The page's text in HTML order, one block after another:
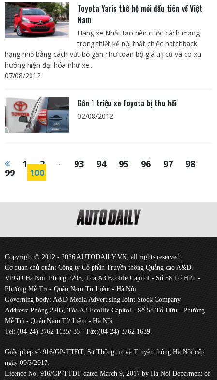
Toyota Yaris thế hệ mới đầu tiên về Việt
Nam
Hãng xe Nhật tạo nên cuộc cách mạng
trong thiết kế nội thất chiếc hatchback
hạng nhỏ bằng cách vứt bỏ gần như toàn bộ giá trị cũ và có xu
hướng hiện đại hóa như xe...
07/08/2012
Gần 1 triệu xe Toyota bị thu hồi
02/08/2012
1 2 ... 93 94 95 96 97 98
99 100
Copyright © 2012 - 2026 AUTODAILY.VN, all rights reserved.
Cơ quan chủ quản: Công ty Cổ phần Truyền thông Quảng cáo A&D.
VPGD Hà Nội: Phòng 2205, Tòa A3 Ecolife Capitol - Số 58 Tố Hữu -
Phường Mễ Trì - Quận Nam Từ Liêm - Hà Nội
Governing body: A&D Media Advertising Joint Stock Company
Address: Phòng 2205, Tòa A3 Ecolife Capitol - Số 58 Tố Hữu - Phường
Mễ Trì - Quận Nam Từ Liêm - Hà Nội
Tel: (84-24) 3762 1635/ 36 - Fax:(84-24) 3762 1639.
Giấy phép số 916/GP-TTĐT, Sở Thông tin và Truyền thông Hà Nội cấp
ngày 09/3/2017.
Licence No. 916/GP-TTĐT dated March 9, 2017 by Ha Noi Deparment of